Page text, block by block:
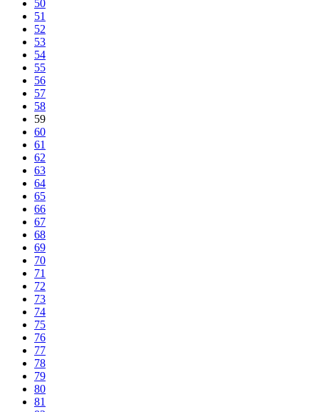
50
51
52
53
54
55
56
57
58
59
60
61
62
63
64
65
66
67
68
69
70
71
72
73
74
75
76
77
78
79
80
81